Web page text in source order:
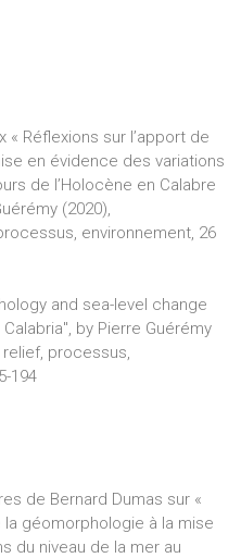
Réflexions sur l’apport de
en évidence des variations
de l’Holocène en Calabre
(2020),
environnement, 26
and sea-level change
by Pierre Guérémy
processus,
194
de Bernard Dumas sur «
la géomorphologie à la mise
du niveau de la mer au